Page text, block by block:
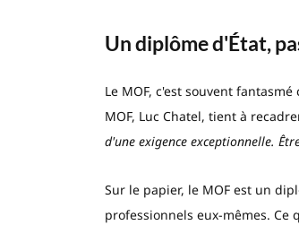
Un diplôme d'État,
Le MOF, c'est souvent
MOF, Luc Chatel, tient à
d'une exigence exceptionnelle.
Sur le papier, le MOF est un
professionnels eux-mêmes.